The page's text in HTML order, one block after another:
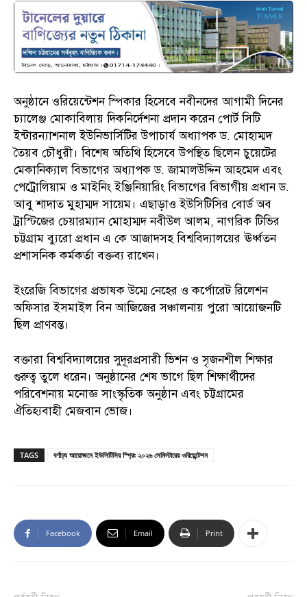
অনুষ্ঠানে ওরিয়েন্টেশন স্পিকার হিসেবে নবীনদের আগামী দিনের
চ্যালেঞ্জ মোকাবিলায় দিকনির্দেশনা প্রদান করেন পোর্ট সিটি
ইন্টারন্যাশনাল ইউনিভার্সিটির উপাচার্য অধ্যাপক ড. মোহাম্মদ
তৈয়ব চৌধুরী। বিশেষ অতিথি হিসেবে উপস্থিত ছিলেন চুয়েটের
মেকানিক্যাল বিভাগের অধ্যাপক ড. জামালউদ্দিন আহমেদ এবং
পেট্রোলিয়াম ও মাইনিং ইঞ্জিনিয়ারিং বিভাগের বিভাগীয় প্রধান ড.
আবু শাদাত মুহাম্মদ সায়েম। এছাড়াও ইউসিটিসির বোর্ড অব
ট্রাস্টিজের চেয়ারম্যান মোহাম্মদ নবীউল আলম, নাগরিক টিভির
চট্টগ্রাম ব্যুরো প্রধান এ কে আজাদসহ বিশ্ববিদ্যালয়ের ঊর্ধ্বতন
প্রশাসনিক কর্মকর্তা বক্তব্য রাখেন।
ইংরেজি বিভাগের প্রভাষক উম্মে নেহের ও কর্পোরেট রিলেশন
অফিসার ইসমাইল বিন আজিজের সঞ্চালনায় পুরো আয়োজনটি
ছিল প্রাণবন্ত।
বক্তারা বিশ্ববিদ্যালয়ের সুদূরপ্রসারী ভিশন ও সৃজনশীল শিক্ষার
গুরুত্ব তুলে ধরেন। অনুষ্ঠানের শেষ ভাগে ছিল শিক্ষার্থীদের
পরিবেশনায় মনোজ্ঞ সাংস্কৃতিক অনুষ্ঠান এবং চট্টগ্রামের
ঐতিহ্যবাহী মেজবান ভোজ।
TAGS বর্ণাঢ্য আয়োজনে ইউসিটিসির স্প্রিং ২০২৬ সেমিস্টারের ওরিয়েন্টেশন
Facebook Email Print